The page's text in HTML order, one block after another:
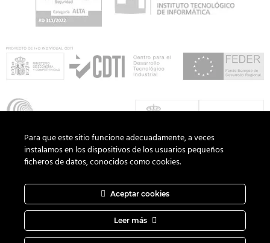
ADD Informática· Todos los derechos
reservados.Política de Privacidad|Aviso Legal|Política de Cookies
Canal del Informante|Diseño web
Para que este sitio funcione adecuadamente, a veces
instalamos en los dispositivos de los usuarios pequeños
ficheros de datos, conocidos como cookies.
Aceptar cookies
Leer más